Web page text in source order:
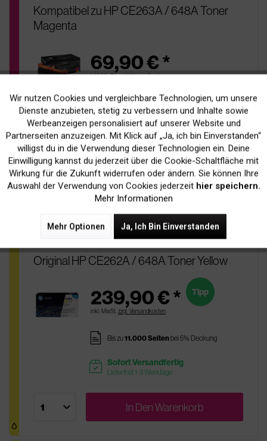
Kompatibel zu HP CE263A / 648A Toner
Magenta
69,90 € *
inkl. MwSt.zzgl. Versandkosten
pages Bis zu11.000 Seitenbei 5% Deckung
price 185,00 € Ersparnis
zur original Patrone
readytoship Sofort Versandfertig
Lieferfrist 1-3 Werktage
In DenWarenkorb
Original HP CE262A / 648A Toner Yellow
239,90 € *
inkl. MwSt. zzgl. Versandkosten
Tipp
pages Bis zu11.000 Seitenbei 5% Deckung
readytoship Sofort Versandfertig
Lieferfrist 1-3 Werktage
In DenWarenkorb
Funktionale Aktiv
Marketing Inaktiv
Tracking Inaktiv
Wir nutzen Cookies und vergleichbare Technologien, um unsere
Dienste anzubieten, stetig zu verbessern und Inhalte sowie
Werbeanzeigen personalisiert auf unserer Website und
Partnerseiten anzuzeigen. Mit Klick auf „Ja, ich bin Einverstanden“
willigst du in die Verwendung dieser Technologien ein. Deine
Einwilligung kannst du jederzeit über die Cookie-Schaltfläche mit
Wirkung für die Zukunft widerrufen oder ändern. Sie können Ihre
Auswahl der Verwendung von Cookies jederzeit hier speichern.
Mehr Informationen
Mehr Optionen Ja, Ich Bin Einverstanden